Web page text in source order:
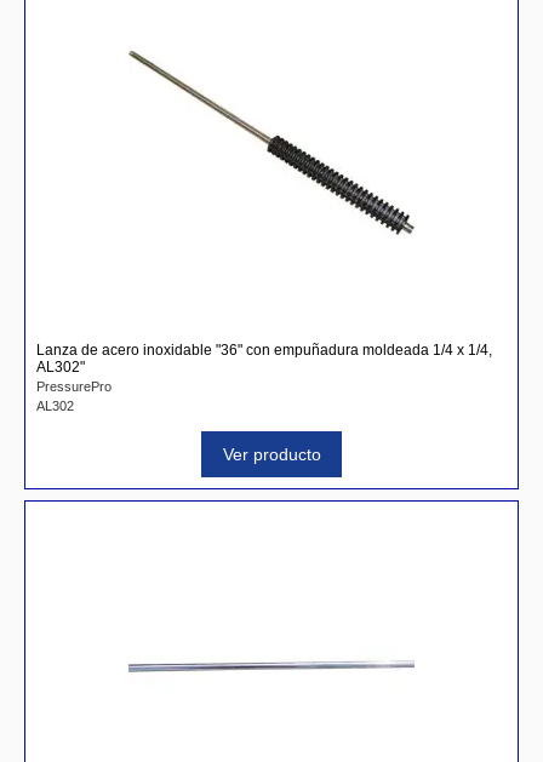
Lanza de acero inoxidable "36" con empuñadura moldeada 1/4 x 1/4,
AL302"
PressurePro
AL302
Ver producto